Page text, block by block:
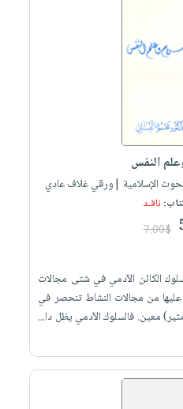
النفس
الإسلامية |ورقي غلاف عادي
نافـد
7.00$
الكائن الآدمي في شتى مجالات
عليها من مجالات النشاط تنحصر في
معين. فالسلوك الآدمي يظل دا...